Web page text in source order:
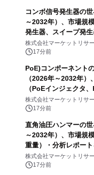
コンボ信号発生器の
～2032年）、市場規
発生器、スイープ発
器、その他）・分析レ
株式会社マーケットリサ
17分前
PoE)コンポーネント
（2026年～2032年）
（PoEインジェクタ
PoEスプリッタ、PoE
（PSE）、PoE給電機
発表
株式会社マーケットリサ
17分前
直角油圧ハンマーの
～2032年）、市場規
重量）・分析レポー
株式会社マーケットリサ
17分前